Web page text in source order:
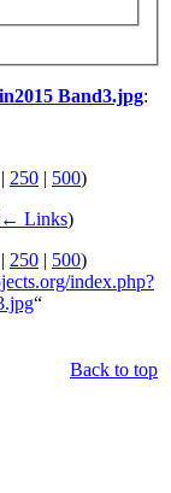
Band3.jpg:
| 250 | 500)
← Links)
| 250 | 500)
index.php?
“
Back to top